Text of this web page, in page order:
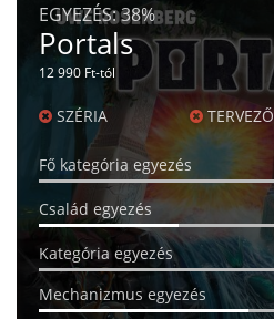
EGYEZÉS:38%
Portals
12 990 Ft-tól
SZÉRIA TERVEZŐ
Fő kategória egyezés
Család egyezés
Kategória egyezés
Mechanizmus egyezés